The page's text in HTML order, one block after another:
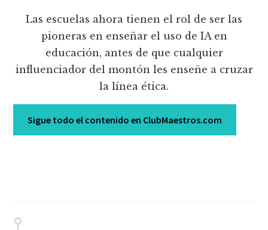
Las escuelas ahora tienen el rol de ser las
pioneras en enseñar el uso de IA en
educación, antes de que cualquier
influenciador del montón les enseñe a cruzar
la línea ética.
Sigue todo el contenido en ClubMaestros.com